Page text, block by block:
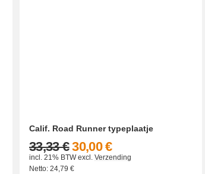
Calif. Road Runner typeplaatje
30,00 €
33,33 €
incl. 21% BTWexcl. Verzending
Netto: 24,79 €